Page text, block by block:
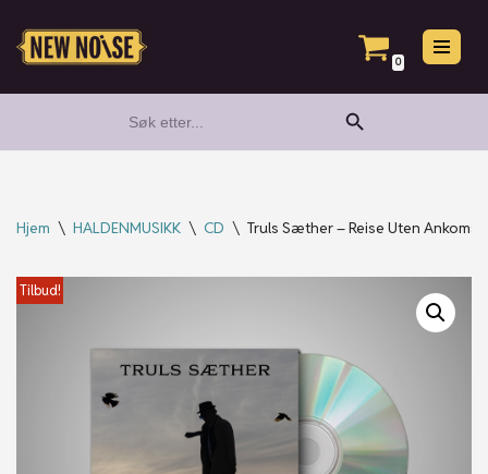
Hopp
0
for:
Search Button
Hjem \ HALDENMUSIKK \ CD \ Truls Sæther – Reise Uten Ankomst
Tilbud!